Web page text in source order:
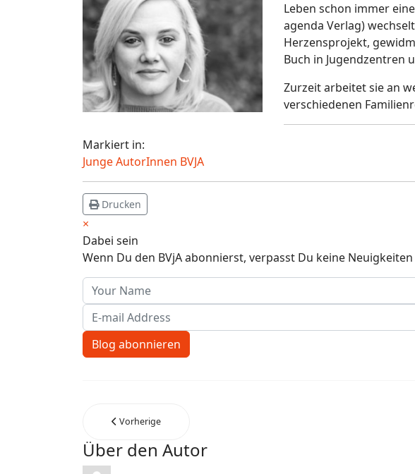
Leben schon immer
agenda Verlag)
Herzensprojekt,
Buch in Jugendzentren
Zurzeit arbeitet sie an
verschiedenen
Markiert in:
Junge AutorInnen BVJA
Drucken
×
Dabei sein
Wenn Du den BVjA abonnierst, verpasst Du keine
Your Name
E-mail Address
Blog abonnieren
Vorherige
Über den Autor